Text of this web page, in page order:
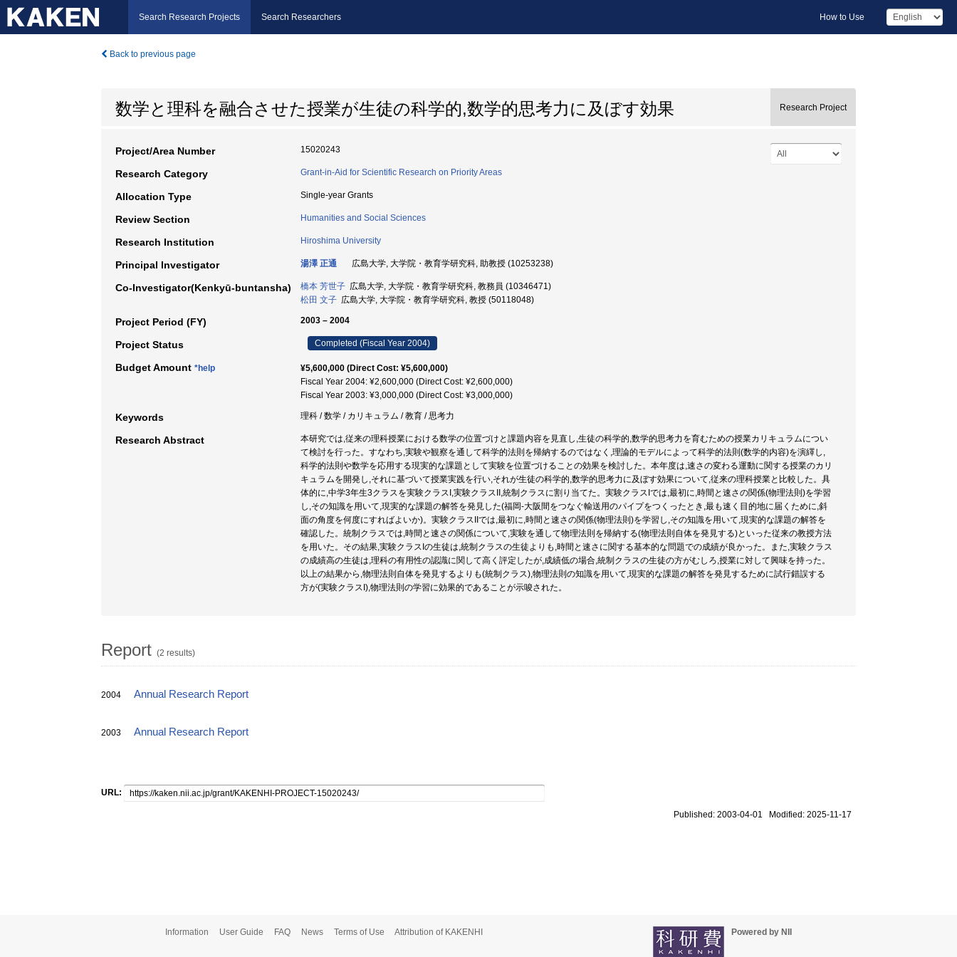
Search Research Projects Search Researchers How to Use
Back to previous page
数学と理科を融合させた授業が生徒の科学的,数学的思考力に及ぼす効果 Research Project
Project/Area Number 15020243
Research Category Grant-in-Aid for Scientific Research on Priority Areas
Allocation Type Single-year Grants
Review Section Humanities and Social Sciences
Research Institution Hiroshima University
Principal Investigator 湯澤 正通 広島大学, 大学院・教育学研究科, 助教授 (10253238)
Co-Investigator(Kenkyū-buntansha) 橋本 芳世子 広島大学, 大学院・教育学研究科, 教務員 (10346471)
松田 文子 広島大学, 大学院・教育学研究科, 教授 (50118048)
Project Period (FY) 2003 – 2004
Project Status Completed (Fiscal Year 2004)
Budget Amount *help
¥5,600,000 (Direct Cost: ¥5,600,000)
Fiscal Year 2004: ¥2,600,000 (Direct Cost: ¥2,600,000)
Fiscal Year 2003: ¥3,000,000 (Direct Cost: ¥3,000,000)
Keywords 理科 / 数学 / カリキュラム / 教育 / 思考力
Research Abstract
本研究では,従来の理科授業における数学の位置づけと課題内容を見直し,生徒の科学的,数学的思考力を育むための授業カリキュラムについ
て検討を行った。すなわち,実験や観察を通して科学的法則を帰納するのではなく,理論的モデルによって科学的法則(数学的内容)を演繹し,
科学的法則や数学を応用する現実的な課題として実験を位置づけることの効果を検討した。本年度は,速さの変わる運動に関する授業のカリ
キュラムを開発し,それに基づいて授業実践を行い,それが生徒の科学的,数学的思考力に及ぼす効果について,従来の理科授業と比較した。具
体的に,中学3年生3クラスを実験クラスI,実験クラスII,統制クラスに割り当てた。実験クラスIでは,最初に,時間と速さの関係(物理法則)を学習
し,その知識を用いて,現実的な課題の解答を発見した(福岡-大阪間をつなぐ輸送用のパイプをつくったとき,最も速く目的地に届くために,斜
面の角度を何度にすればよいか)。実験クラスIIでは,最初に,時間と速さの関係(物理法則)を学習し,その知識を用いて,現実的な課題の解答を
確認した。統制クラスでは,時間と速さの関係について,実験を通して物理法則を帰納する(物理法則自体を発見する)といった従来の教授方法
を用いた。その結果,実験クラスIの生徒は,統制クラスの生徒よりも,時間と速さに関する基本的な問題での成績が良かった。また,実験クラス
の成績高の生徒は,理科の有用性の認識に関して高く評定したが,成績低の場合,統制クラスの生徒の方がむしろ,授業に対して興味を持った。
以上の結果から,物理法則自体を発見するよりも(統制クラス),物理法則の知識を用いて,現実的な課題の解答を発見するために試行錯誤する
方が(実験クラスI),物理法則の学習に効果的であることが示唆された。
Report (2 results)
2004 Annual Research Report
2003 Annual Research Report
URL:
Published: 2003-04-01 Modified: 2025-11-17
Information User Guide FAQ News Terms of Use Attribution of KAKENHI Powered by NII